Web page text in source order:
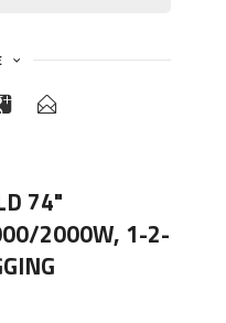
74"
2000W, 1-2-